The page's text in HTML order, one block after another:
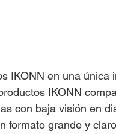
IKONN en una única
IKONN
con baja visión en
formato grande y